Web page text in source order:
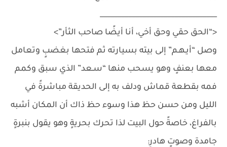
_________________________________
<“الحق حقي وحق أخي، أنا أيضًا صاحب الثأر”>
وصل “أيـهـم” إلى بيته بسيارته ثم فتحها بغضبٍ وتعامل
معها بعنفٍ وهو يسحب منها “سـعد” الذي سبق وكمم
فمه بقطعة قماش ودلف به إلى الحديقة مباشرةً في
الليل ومن حسن حظ هذا وسوء حظ ذاك أن المكان أشبه
بالفراغ، خاصةً حول البيت لذا تحرك بحريةٍ وهو يقول بنبرةٍ
جامدة وصوتٍ هادرٍ: